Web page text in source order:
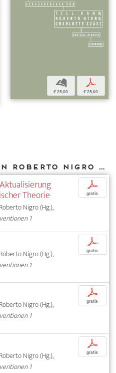
b
€ 25,00
p
€ 25,00
Weitere Texte von Roberto Nigro bei DIAPHANES
Theorie
Nigro (Hg.),
1
p
gratis
Nigro (Hg.),
1
p
gratis
Nigro (Hg.),
1
p
gratis
Nigro (Hg.),
1
p
gratis